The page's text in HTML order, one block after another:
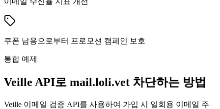
쿠폰 남용으로부터 프로모션 캠페인 보호
통합 예제
Veille API로 mail.loli.vet 차단하는 방법
Veille 이메일 검증 API를 사용하여 가입 시 일회용 이메일 주